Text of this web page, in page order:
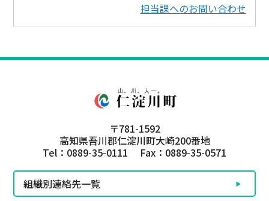
担当課へのお問い合わせ
〒781-1592
高知県吾川郡仁淀川町大崎200番地
Tel：0889-35-0111 Fax：0889-35-0571
組織別連絡先一覧